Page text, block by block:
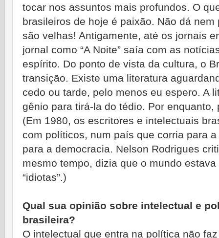
tocar nos assuntos mais profundos. O
brasileiros de hoje é paixão. Não dá
são velhas! Antigamente, até os jornais
jornal como “A Noite” saía com as
espírito. Do ponto de vista da cultura, o
transição. Existe uma literatura
cedo ou tarde, pelo menos eu espero. A
gênio para tirá-la do tédio. Por
(Em 1980, os escritores e intelectuais
com políticos, num país que corria para
para a democracia. Nelson Rodrigues
mesmo tempo, dizia que o mundo
“idiotas”.)
Qual sua opinião sobre intelectual e
brasileira?
O intelectual que entra na política não